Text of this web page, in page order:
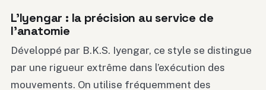
L’Iyengar : la précision au service de
l’anatomie
Développé par B.K.S. Iyengar, ce style se distingue
par une rigueur extrême dans l’exécution des
mouvements. On utilise fréquemment des